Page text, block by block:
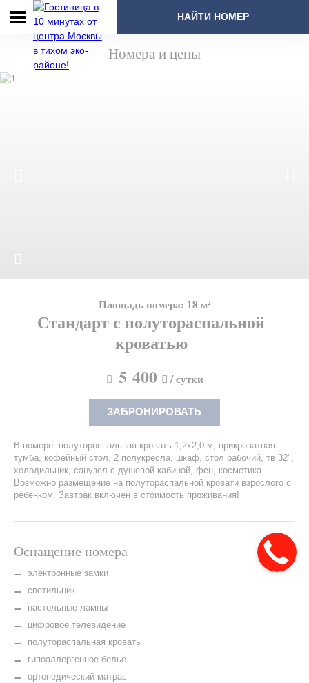
Главная
Бронирование
Номера
и цены
Услуги
Рестораны
НАЙТИ НОМЕР
Номера и цены
Площадь номера: 18 м²
Стандарт с полутораспальной
кроватью
5 400
/ сутки
ЗАБРОНИРОВАТЬ
В номере: полутороспальная кровать 1,2х2,0 м, прикроватная
тумба, кофейный стол, 2 полукресла, шкаф, стол рабочий, тв 32",
холодильник, санузел с душевой кабиной, фен, косметика.
Возможно размещение на полутораспальной кровати взрослого с
ребенком. Завтрак включен в стоимость проживания!
Оснащение номера
электронные замки
светильник
настольные лампы
цифровое телевидение
полутораспальная кровать
гипоаллергенное белье
ортопедический матрас